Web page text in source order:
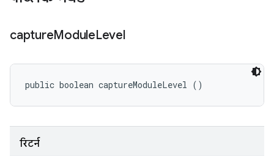
captureModuleLevel
public boolean captureModuleLevel ()
रिटर्न